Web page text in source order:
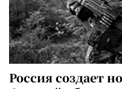
Россия создает